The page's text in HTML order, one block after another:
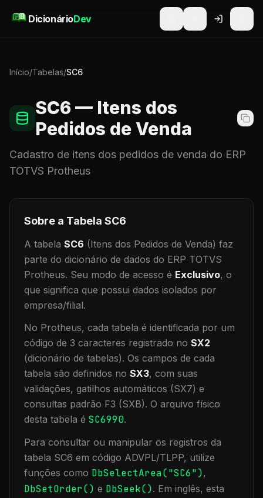
DicionárioDev
Início/Tabelas/SC6
SC6— Itens dos
Pedidos de Venda
Cadastro de itens dos pedidos de venda do ERP
TOTVS Protheus
Sobre a Tabela SC6
A tabela SC6 (Itens dos Pedidos de Venda) faz
parte do dicionário de dados do ERP TOTVS
Protheus. Seu modo de acesso é Exclusivo, o
que significa que possui dados isolados por
empresa/filial.
No Protheus, cada tabela é identificada por um
código de 3 caracteres registrado no SX2
(dicionário de tabelas). Os campos de cada
tabela são definidos no SX3, com suas
validações, gatilhos automáticos (SX7) e
consultas padrão F3 (SXB). O arquivo físico
desta tabela é SC6990.
Para consultar ou manipular os registros da
tabela SC6 em código ADVPL/TLPP, utilize
funções como DbSelectArea("SC6"),
DbSetOrder() e DbSeek(). Em inglês, esta